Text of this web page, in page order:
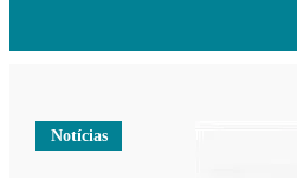
Notícias